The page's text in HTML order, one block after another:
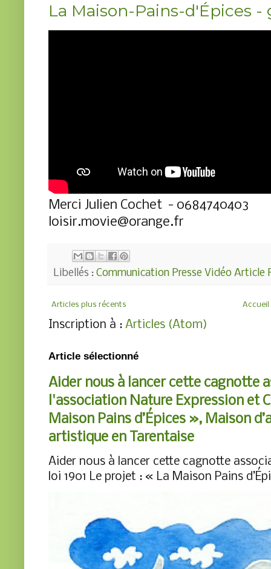
La Maison-Pains-d'Épices
Merci Julien Cochet - 0684740403
loisir.movie@orange.fr
Libellés : Communication Presse Vidéo Article
Articles plus récents Accueil
Inscription à : Articles (Atom)
Article sélectionné
Aider nous à lancer cette cagnotte
l'association Nature Expression et
Maison Pains d’Épices », Maison
artistique en Tarentaise
Aider nous à lancer cette cagnotte
loi 1901 Le projet : « La Maison Pains